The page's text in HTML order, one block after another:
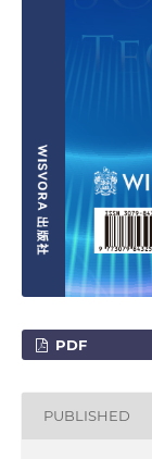
PDF
PUBLISHED